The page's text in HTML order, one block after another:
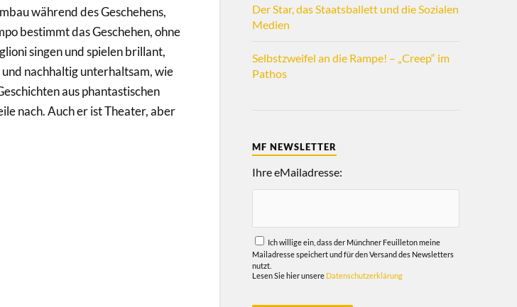
während des Geschehens,
bestimmt das Geschehen, ohne
singen und spielen brillant,
nachhaltig unterhaltsam, wie
aus phantastischen
nach. Auch er ist Theater, aber
Der Star, das Staatsballett und die Sozialen
Medien
Selbstzweifel an die Rampe! – „Creep“ im
Pathos
MF NEWSLETTER
Ihre eMailadresse:
Ich willige ein, dass der Münchner Feuilleton meine
Mailadresse speichert und für den Versand des Newsletters
nutzt.
Lesen Sie hier unsere Datenschutzerklärung